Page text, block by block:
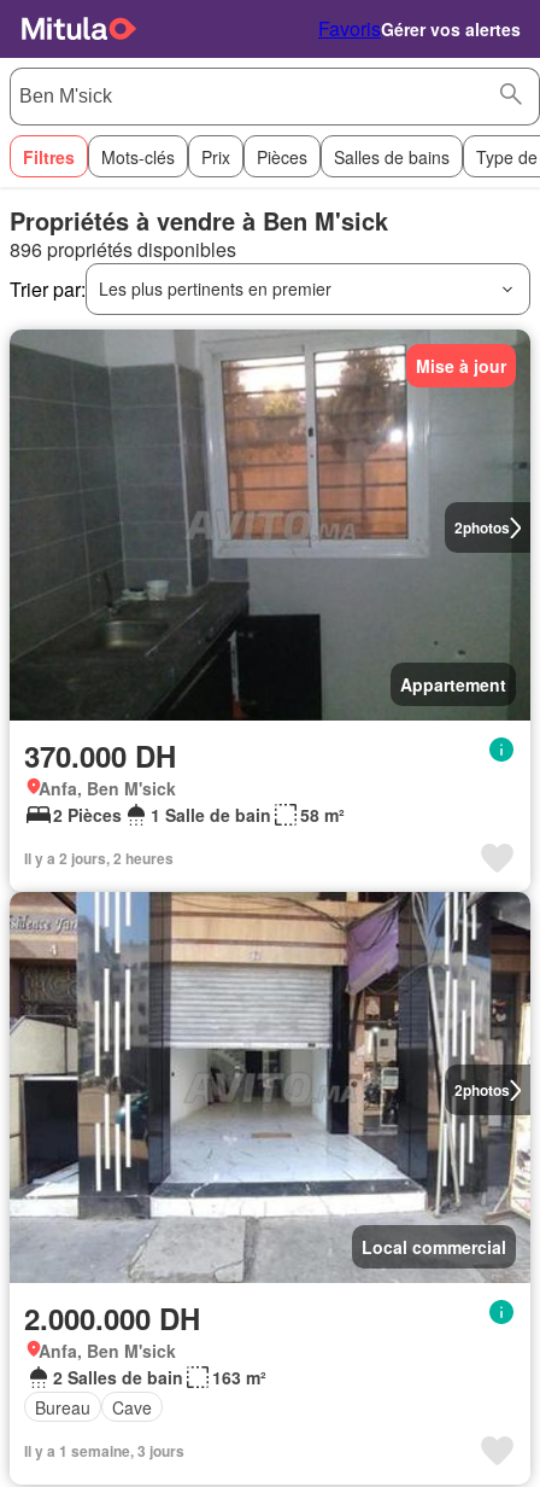
FavorisGérer vos alertes
Filtres Mots-clés Prix Pièces Salles de bains Type
Propriétés à vendre à Ben M'sick
896 propriétés disponibles
Trier par:
Les plus pertinents en premier
2photos
Mise à jour
Appartement
370.000 DH
Anfa, Ben M'sick
2 Pièces
1 Salle de bain 58 m²
Il y a 2 jours, 2 heures
2photos
Local commercial
2.000.000 DH
Anfa, Ben M'sick
2 Salles de bain
163 m²
Bureau
Cave
Il y a 1 semaine, 3 jours